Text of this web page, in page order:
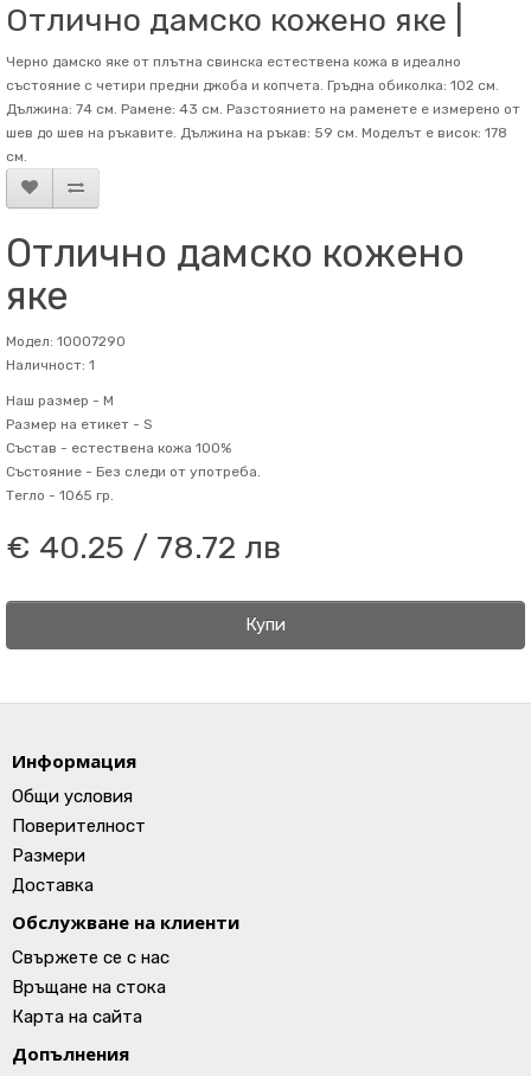
Отлично дамско кожено яке |
Черно дамско яке от плътна свинска естествена кожа в идеално
състояние с четири предни джоба и копчета. Гръдна обиколка: 102 см.
Дължина: 74 см. Рамене: 43 см. Разстоянието на раменете е измерено от
шев до шев на ръкавите. Дължина на ръкав: 59 см. Mоделът е висок: 178
см.
Отлично дамско кожено
яке
Модел: 10007290
Наличност: 1
Наш размер - M
Размер на етикет - S
Състав - естествена кожа 100%
Състояние - Без следи от употреба.
Тегло - 1065 гр.
€ 40.25 / 78.72 лв
Купи
Информация
Общи условия
Поверителност
Размери
Доставка
Обслужване на клиенти
Свържете се с нас
Връщане на стока
Карта на сайта
Допълнения